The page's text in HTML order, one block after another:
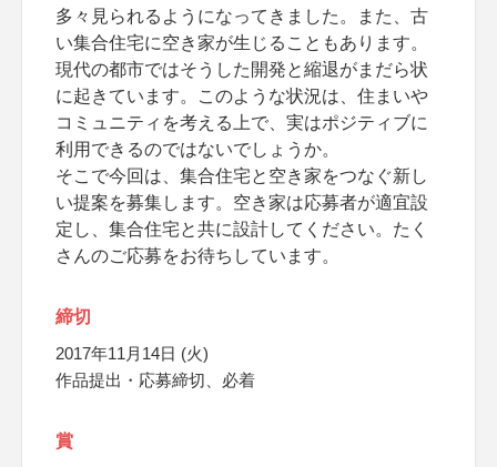
多々見られるようになってきました。また、古
い集合住宅に空き家が生じることもあります。
現代の都市ではそうした開発と縮退がまだら状
に起きています。このような状況は、住まいや
コミュニティを考える上で、実はポジティブに
利用できるのではないでしょうか。
そこで今回は、集合住宅と空き家をつなぐ新し
い提案を募集します。空き家は応募者が適宜設
定し、集合住宅と共に設計してください。たく
さんのご応募をお待ちしています。
締切
2017年11月14日 (火)
作品提出・応募締切、必着
賞